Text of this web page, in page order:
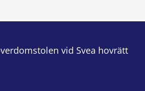
vid Svea hovrätt